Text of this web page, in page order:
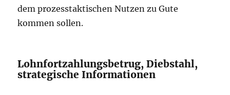
dem prozesstaktischen Nutzen zu Gute
kommen sollen.
Lohnfortzahlungsbetrug, Diebstahl,
strategische Informationen